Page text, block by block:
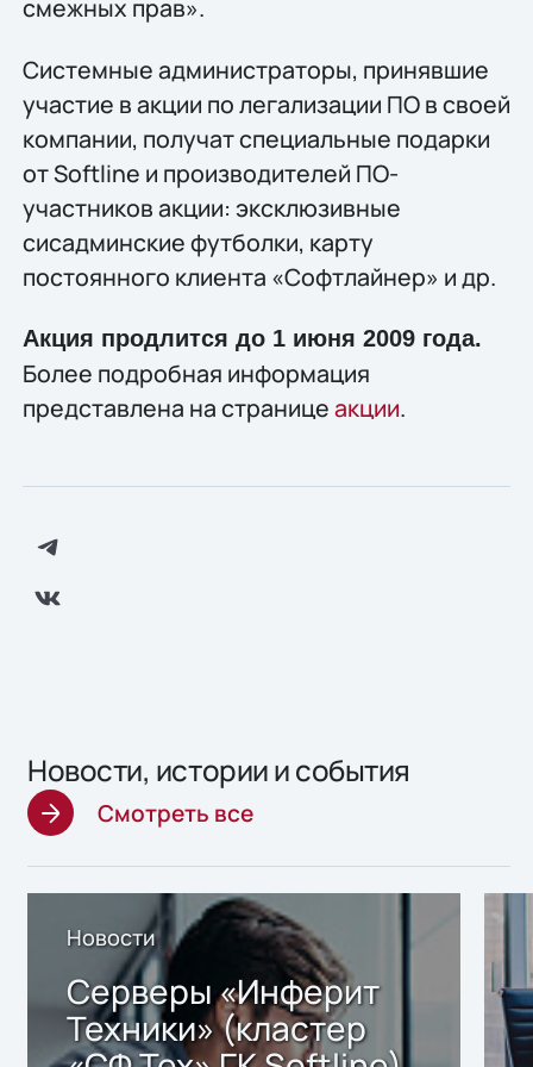
смежных прав».
Системные администраторы, принявшие
участие в акции по легализации ПО в своей
компании, получат специальные подарки
от Softline и производителей ПО-
участников акции: эксклюзивные
сисадминские футболки, карту
постоянного клиента «Софтлайнер» и др.
Акция продлится до 1 июня 2009 года.
Более подробная информация
представлена на страницеакции.
Новости, истории и события
Смотреть все
Новости
Серверы «Инферит
Техники» (кластер